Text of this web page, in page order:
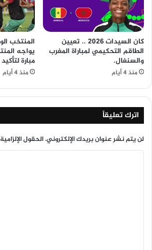
كان السيدات 2026 .. تعيين
الطاقم التحكيمي لمباراة المغرب
والسنغال.
منذ 4 أيام
المنتخب
يواجه
مبارة
منذ 4 أيام
اترك تعليقاً
لن يتم نشر عنوان بريدك الإلكتروني.الحقول